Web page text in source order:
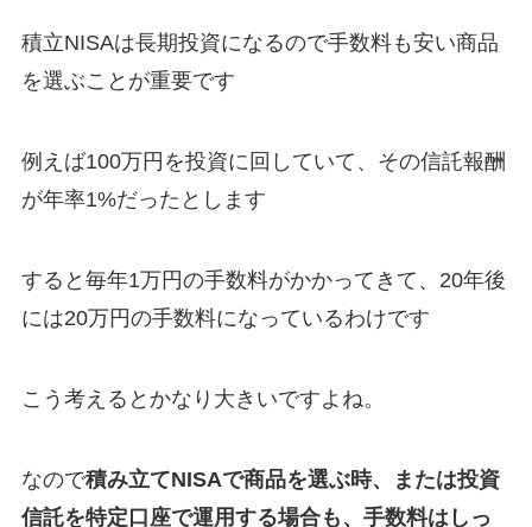
積立NISAは長期投資になるので手数料も安い商品
を選ぶことが重要です
例えば100万円を投資に回していて、その信託報酬
が年率1%だったとします
すると毎年1万円の手数料がかかってきて、20年後
には20万円の手数料になっているわけです
こう考えるとかなり大きいですよね。
なので積み立てNISAで商品を選ぶ時、または投資
信託を特定口座で運用する場合も、手数料はしっ